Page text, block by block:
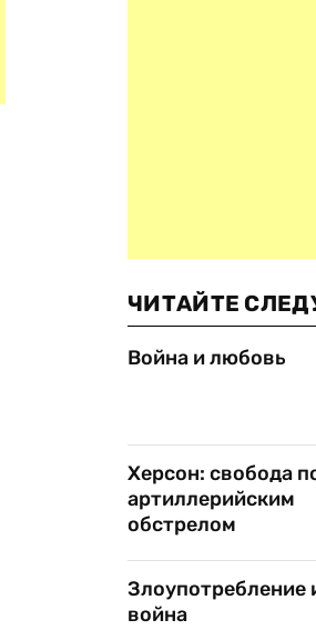
ЧИТАЙТЕ
Война и любовь
Херсон: свобода
артиллерийским
обстрелом
Злоупотребление
война